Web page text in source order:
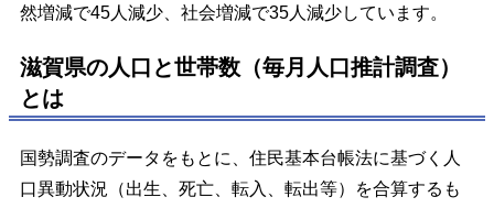
然増減で45人減少、社会増減で35人減少しています。
滋賀県の人口と世帯数（毎月人口推計調査）
とは
国勢調査のデータをもとに、住民基本台帳法に基づく人
口異動状況（出生、死亡、転入、転出等）を合算するも